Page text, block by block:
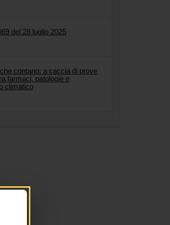
del 28 luglio 2025
contano: a caccia di prove
farmaci, patologie e
climatico